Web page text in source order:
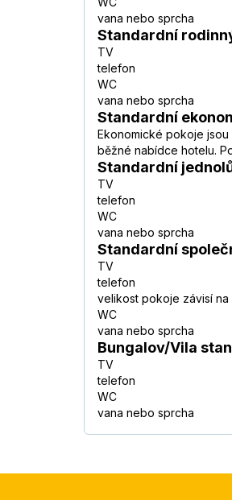
vana nebo sprcha
Standardní
TV
telefon
WC
vana nebo sprcha
Standardní
Ekonomické pokoje
běžné nabídce hotelu.
Standardní
TV
telefon
WC
vana nebo sprcha
Standardní
TV
telefon
velikost pokoje závisí na
WC
vana nebo sprcha
Bungalov/Vila
TV
telefon
WC
vana nebo sprcha